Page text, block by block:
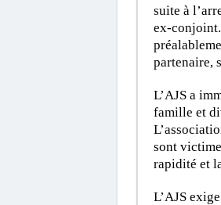
suite à
ex-
partenaire,
L’AJS a
famille et
sont
rapidité et
L’AJS